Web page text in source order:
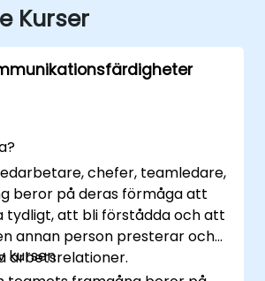
Kurser
chefer, teamledare,
beror på deras förmåga att
tydligt, att bli förstådda och att
annan person presterar och
arbetsrelationer.
kursen